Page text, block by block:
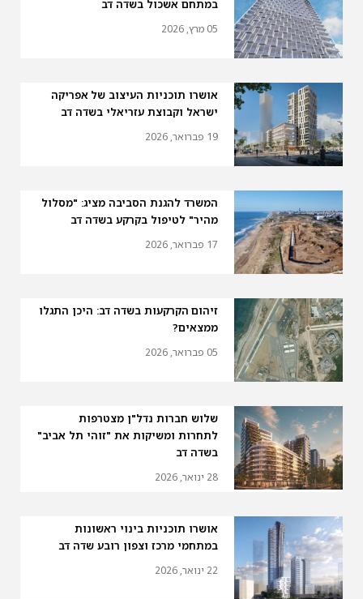
במתחם אשכול בשדה דב
05 מרץ, 2026
אושרו תוכניות העיצוב של אפריקה
ישראל וקבוצת עזריאלי בשדה דב
19 פברואר, 2026
המשרד להגנת הסביבה מציג: "מסלול
מהיר" לטיפול בקרקע בשדה דב
17 פברואר, 2026
זיהום הקרקעות בשדה דב: היכן התגלו
ממצאים?
05 פברואר, 2026
שלוש חברות נדל"ן מצטרפות
לתחרות ומשיקות את "זוהי תל אביב"
בשדה דב
28 ינואר, 2026
אושרו תוכניות בינוי ראשונות
במתחמי מרכז וצפון רובע שדה דב
22 ינואר, 2026